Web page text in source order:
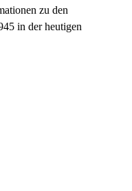
zu den
in der heutigen